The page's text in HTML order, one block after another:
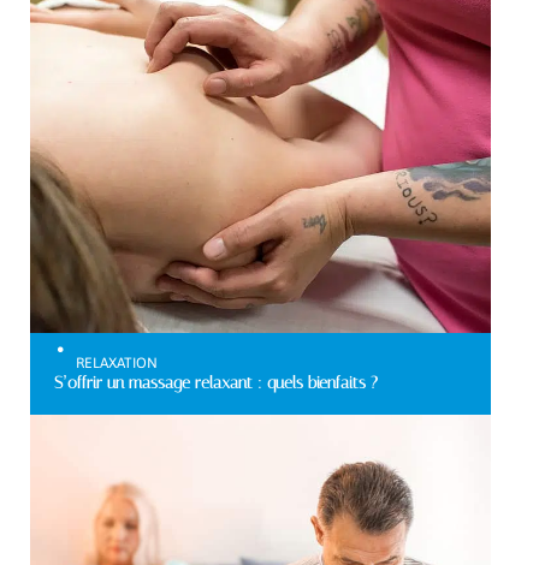
RELAXATION
S’offrir un massage relaxant : quels bienfaits ?